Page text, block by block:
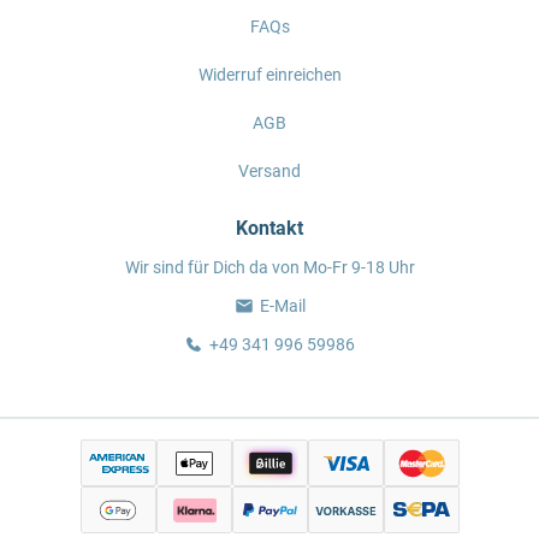
FAQs
Widerruf einreichen
AGB
Versand
Kontakt
Wir sind für Dich da von Mo-Fr 9-18 Uhr
E-Mail
+49 341 996 59986